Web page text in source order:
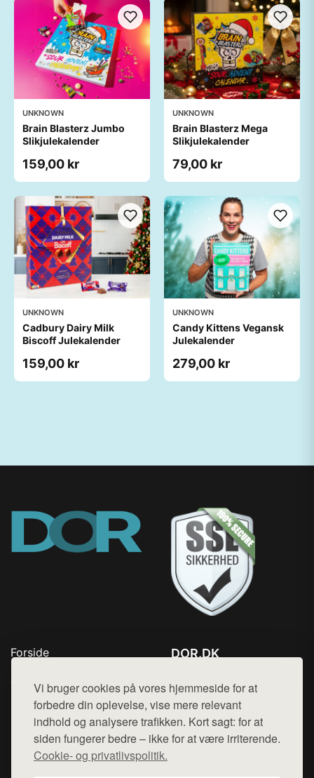
Vi bruger cookies på vores hjemmeside for at
forbedre din oplevelse, vise mere relevant
indhold og analysere trafikken. Kort sagt: for at
siden fungerer bedre – ikke for at være irriterende.
Cookie- og privatlivspolitik.
UNKNOWN
Brain Blasterz Jumbo
Slikjulekalender
159,00 kr
UNKNOWN
Brain Blasterz Mega
Slikjulekalender
79,00 kr
UNKNOWN
Cadbury Dairy Milk
Biscoff Julekalender
159,00 kr
UNKNOWN
Candy Kittens Vegansk
Julekalender
279,00 kr
Forside
Top Rabatter
Kontakt
DOR.DK
Mail: hej@want.dk
Cookie- og privatlivspolitik